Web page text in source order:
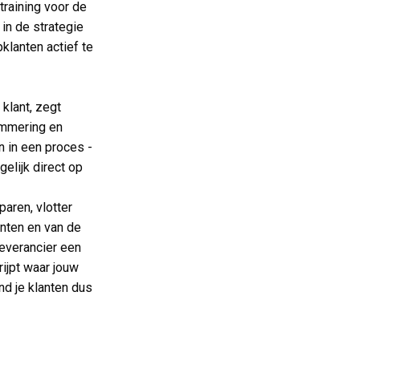
voor de
in de strategie
actief te
zegt
en
in een proces -
direct op
vlotter
en van de
een
waar jouw
je klanten dus